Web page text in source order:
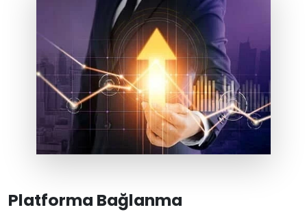
Platforma Bağlanma